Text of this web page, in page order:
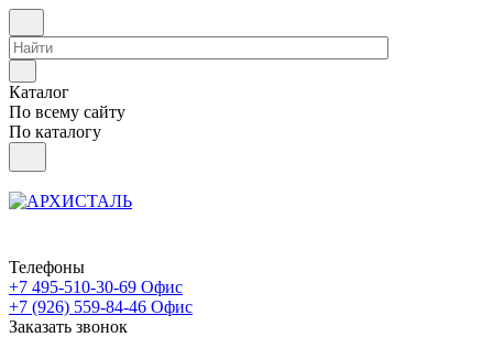
Каталог
По всему сайту
По каталогу
Телефоны
+7 495-510-30-69 Офис
+7 (926) 559-84-46 Офис
Заказать звонок